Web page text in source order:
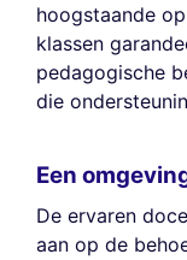
hoogstaande
klassen
pedagogische
die
Een
De ervaren
aan op de